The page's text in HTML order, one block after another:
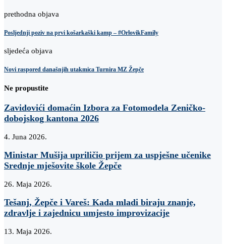
prethodna objava
Posljednji poziv na prvi košarkaški kamp – #OrlovikFamily
sljedeća objava
Novi raspored današnjih utakmica Turnira MZ Žepče
Ne propustite
Zavidovići domaćin Izbora za Fotomodela Zeničko-
dobojskog kantona 2026
4. Juna 2026.
Ministar Mušija upriličio prijem za uspješne učenike
Srednje mješovite škole Žepče
26. Maja 2026.
Tešanj, Žepče i Vareš: Kada mladi biraju znanje,
zdravlje i zajednicu umjesto improvizacije
13. Maja 2026.